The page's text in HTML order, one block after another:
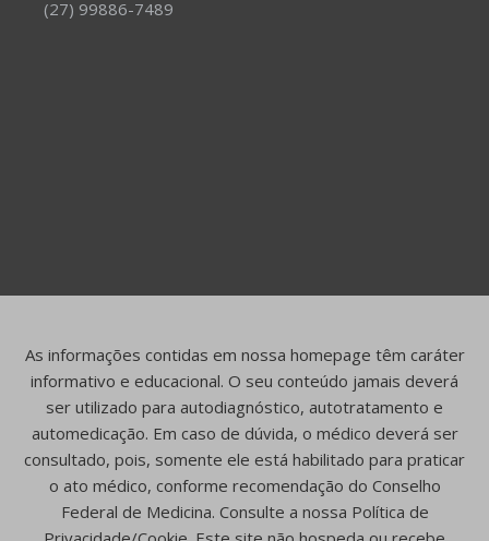
(27) 99886-7489
As informações contidas em nossa homepage têm caráter
informativo e educacional. O seu conteúdo jamais deverá
ser utilizado para autodiagnóstico, autotratamento e
automedicação. Em caso de dúvida, o médico deverá ser
consultado, pois, somente ele está habilitado para praticar
o ato médico, conforme recomendação do Conselho
Federal de Medicina. Consulte a nossa Política de